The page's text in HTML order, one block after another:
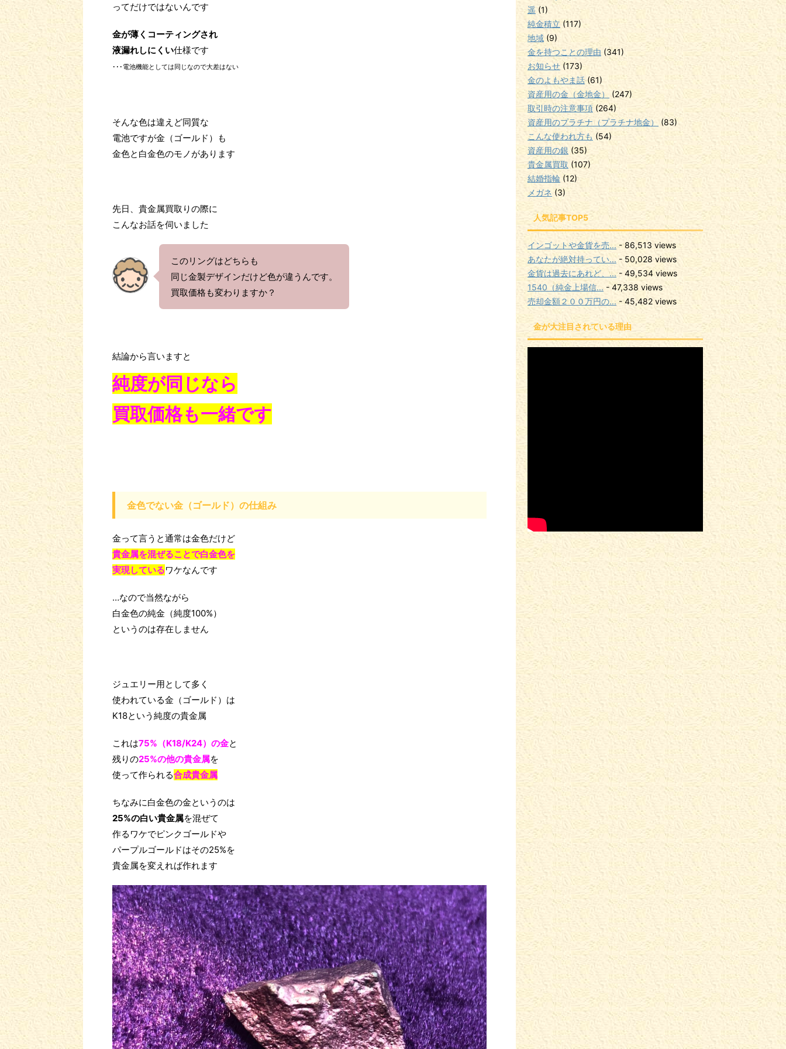
ってだけではないんです
金が薄くコーティングされ
液漏れしにくい仕様です
･･･電池機能としては同じなので大差はない
そんな色は違えど同質な
電池ですが金（ゴールド）も
金色と白金色のモノがあります
先日、貴金属買取りの際に
こんなお話を伺いました
このリングはどちらも
同じ金製デザインだけど色が違うんです。
買取価格も変わりますか？
結論から言いますと
純度が同じなら
買取価格も一緒です
金色でない金（ゴールド）の仕組み
金って言うと通常は金色だけど
貴金属を混ぜることで白金色を
実現しているワケなんです
…なので当然ながら
白金色の純金（純度100%）
というのは存在しません
ジュエリー用として多く
使われている金（ゴールド）は
K18という純度の貴金属
これは75%（K18/K24）の金と
残りの25%の他の貴金属を
使って作られる合成貴金属
ちなみに白金色の金というのは
25%の白い貴金属を混ぜて
作るワケでピンクゴールドや
パープルゴールドはその25%を
貴金属を変えれば作れます
遥 (1)
純金積立 (117)
地域 (9)
金を持つことの理由 (341)
お知らせ (173)
金のよもやま話(61)
資産用の金（金地金）
(247)
取引時の注意事項 (264)
資産用のプラチナ（プラチナ地金）
(83)
こんな使われ方も (54)
資産用の銀 (35)
貴金属買取 (107)
結婚指輪 (12)
メガネ (3)
人気記事TOP5
インゴットや金貨を売... - 86,513 views
あなたが絶対持ってい... - 50,028 views
金貨は過去にあれど、... - 49,534 views
1540（純金上場信... - 47,338 views
売却金額２００万円の... - 45,482 views
金が大注目されている理由